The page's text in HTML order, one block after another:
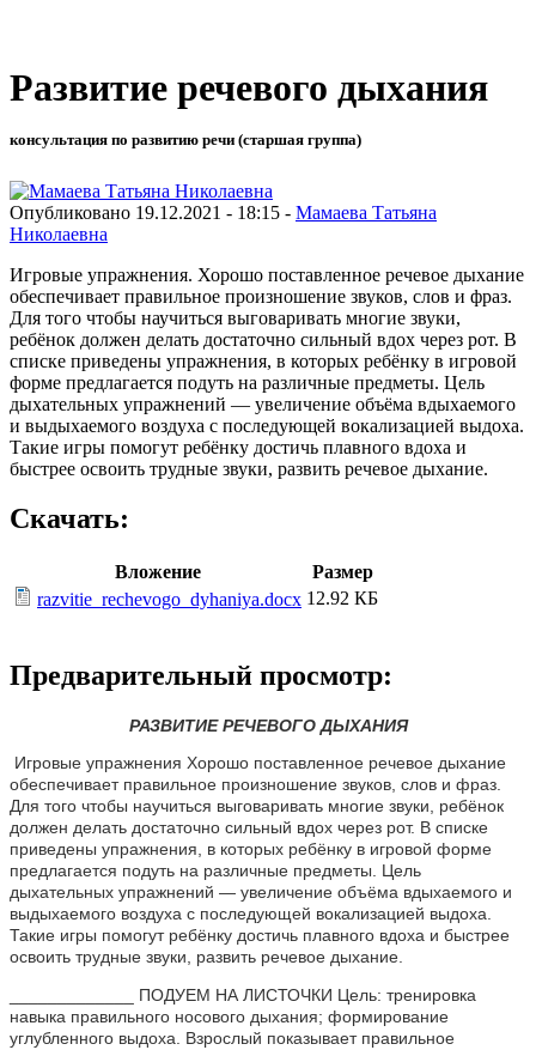
Развитие речевого дыхания
консультация по развитию речи (старшая группа)
Опубликовано 19.12.2021 - 18:15 - Мамаева Татьяна
Николаевна
Игровые упражнения. Хорошо поставленное речевое дыхание
обеспечивает правильное произношение звуков, слов и фраз.
Для того чтобы научиться выговаривать многие звуки,
ребёнок должен делать достаточно сильный вдох через рот. В
списке приведены упражнения, в которых ребёнку в игровой
форме предлагается подуть на различные предметы. Цель
дыхательных упражнений — увеличение объёма вдыхаемого
и выдыхаемого воздуха с последующей вокализацией выдоха.
Такие игры помогут ребёнку достичь плавного вдоха и
быстрее освоить трудные звуки, развить речевое дыхание.
Скачать:
Вложение
Размер
razvitie_rechevogo_dyhaniya.docx 12.92 КБ
Предварительный просмотр:
РАЗВИТИЕ РЕЧЕВОГО ДЫХАНИЯ
Игровые упражнения Хорошо поставленное речевое дыхание
обеспечивает правильное произношение звуков, слов и фраз.
Для того чтобы научиться выговаривать многие звуки, ребёнок
должен делать достаточно сильный вдох через рот. В списке
приведены упражнения, в которых ребёнку в игровой форме
предлагается подуть на различные предметы. Цель
дыхательных упражнений — увеличение объёма вдыхаемого и
выдыхаемого воздуха с последующей вокализацией выдоха.
Такие игры помогут ребёнку достичь плавного вдоха и быстрее
освоить трудные звуки, развить речевое дыхание.
_____________ ПОДУЕМ НА ЛИСТОЧКИ Цель: тренировка
навыка правильного носового дыхания; формирование
углубленного выдоха. Взрослый показывает правильное